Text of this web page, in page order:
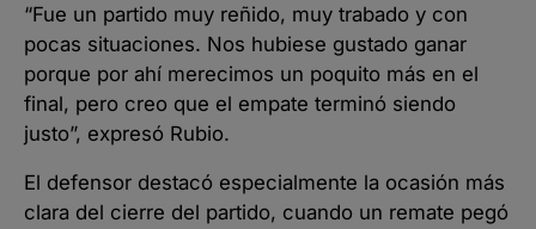
“Fue un partido muy reñido, muy trabado y con
pocas situaciones. Nos hubiese gustado ganar
porque por ahí merecimos un poquito más en el
final, pero creo que el empate terminó siendo
justo”, expresó Rubio.
El defensor destacó especialmente la ocasión más
clara del cierre del partido, cuando un remate pegó